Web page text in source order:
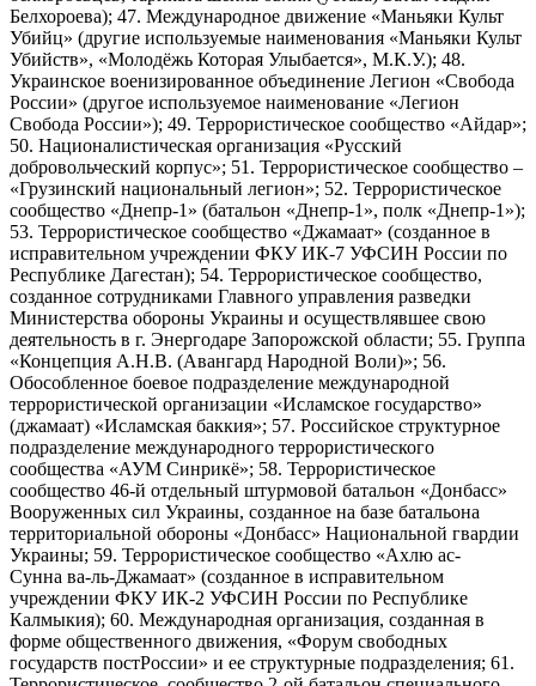
Белхороева); 47. Международное движение «Маньяки Культ
Убийц» (другие используемые наименования «Маньяки Культ
Убийств», «Молодёжь Которая Улыбается», М.К.У.); 48.
Украинское военизированное объединение Легион «Свобода
России» (другое используемое наименование «Легион
Свобода России»); 49. Террористическое сообщество «Айдар»;
50. Националистическая организация «Русский
добровольческий корпус»; 51. Террористическое сообщество –
«Грузинский национальный легион»; 52. Террористическое
сообщество «Днепр-1» (батальон «Днепр-1», полк «Днепр-1»);
53. Террористическое сообщество «Джамаат» (созданное в
исправительном учреждении ФКУ ИК-7 УФСИН России по
Республике Дагестан); 54. Террористическое сообщество,
созданное сотрудниками Главного управления разведки
Министерства обороны Украины и осуществлявшее свою
деятельность в г. Энергодаре Запорожской области; 55. Группа
«Концепция А.Н.В. (Авангард Народной Воли)»; 56.
Обособленное боевое подразделение международной
террористической организации «Исламское государство»
(джамаат) «Исламская баккия»; 57. Российское структурное
подразделение международного террористического
сообщества «АУМ Синрикё»; 58. Террористическое
сообщество 46-й отдельный штурмовой батальон «Донбасс»
Вооруженных сил Украины, созданное на базе батальона
территориальной обороны «Донбасс» Национальной гвардии
Украины; 59. Террористическое сообщество «Ахлю ас-
Сунна ва-ль-Джамаат» (созданное в исправительном
учреждении ФКУ ИК-2 УФСИН России по Республике
Калмыкия); 60. Международная организация, созданная в
форме общественного движения, «Форум свободных
государств постРоссии» и ее структурные подразделения; 61.